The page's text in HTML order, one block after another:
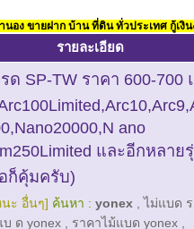
นอง ขายฝาก บ้าน ที่ดิน ทั่วประเทศ กู้เงิ
รายละเอียด
ด SP-TW ราคา 600-700
ano
และอีกหลา
ก็คุ้มครับ)
ะ อื่นๆ] ค้นหา : yonex ,ไม่แบด
บ ด yonex ราคาไม้แบด yonex